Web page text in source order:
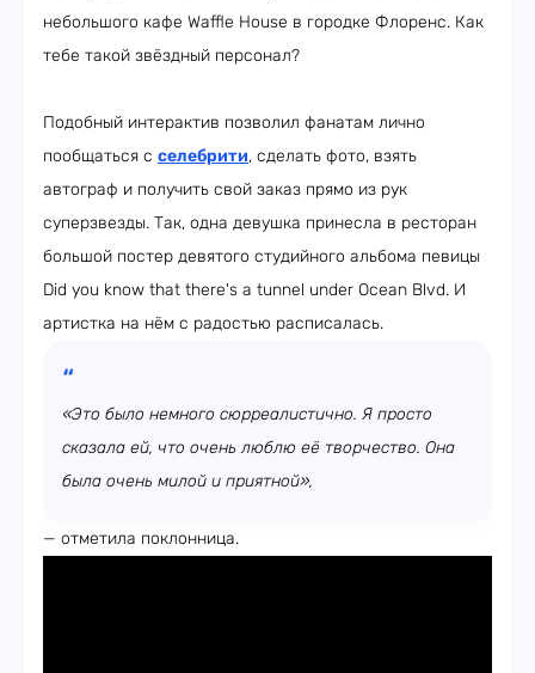
небольшого кафе Waffle House в городке Флоренс. Как
тебе такой звёздный персонал?
Подобный интерактив позволил фанатам лично
пообщаться с селебрити, сделать фото, взять
автограф и получить свой заказ прямо из рук
суперзвезды. Так, одна девушка принесла в ресторан
большой постер девятого студийного альбома певицы
Did you know that there's a tunnel under Ocean Blvd. И
артистка на нём с радостью расписалась.
«Это было немного сюрреалистично. Я просто
сказала ей, что очень люблю её творчество. Она
была очень милой и приятной»,
— отметила поклонница.